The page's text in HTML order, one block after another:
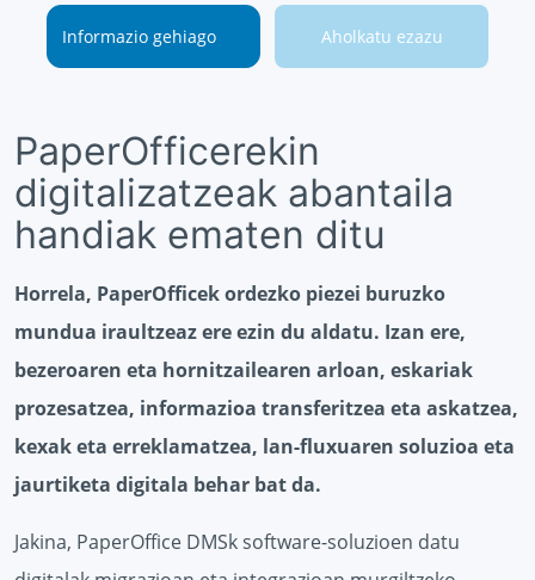
Informazio gehiago Aholkatu ezazu
PaperOfficerekin
digitalizatzeak abantaila
handiak ematen ditu
Horrela, PaperOfficek ordezko piezei buruzko
mundua iraultzeaz ere ezin du aldatu. Izan ere,
bezeroaren eta hornitzailearen arloan, eskariak
prozesatzea, informazioa transferitzea eta askatzea,
kexak eta erreklamatzea, lan-fluxuaren soluzioa eta
jaurtiketa digitala behar bat da.
Jakina, PaperOffice DMSk software-soluzioen datu